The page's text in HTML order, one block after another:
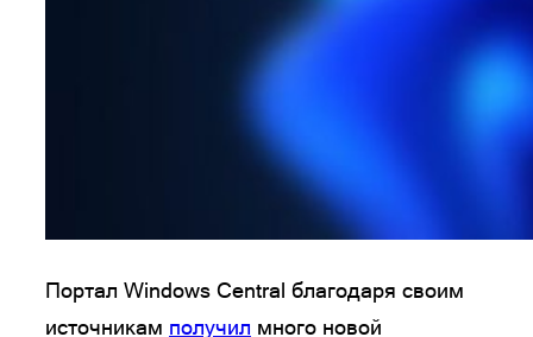
Портал Windows Central благодаря своим
источникам получил много новой